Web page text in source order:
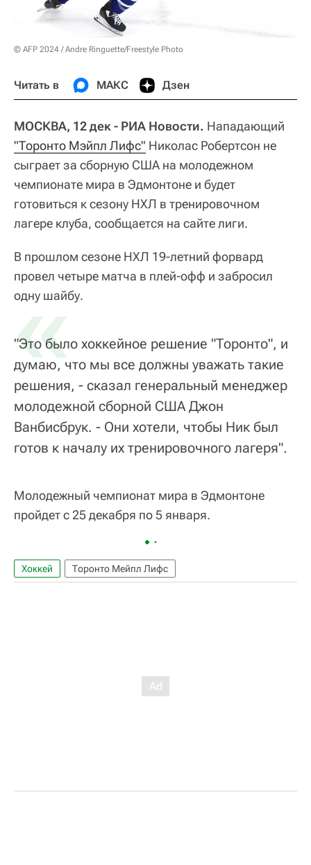
© AFP 2024 / Andre Ringuette/Freestyle Photo
Читать в МАКС Дзен
МОСКВА, 12 дек - РИА Новости. Нападающий
"Торонто Мэйпл Лифс" Николас Робертсон не
сыграет за сборную США на молодежном
чемпионате мира в Эдмонтоне и будет
готовиться к сезону НХЛ в тренировочном
лагере клуба, сообщается на сайте лиги.
В прошлом сезоне НХЛ 19-летний форвард
провел четыре матча в плей-офф и забросил
одну шайбу.
«
"Это было хоккейное решение "Торонто", и
думаю, что мы все должны уважать такие
решения, - сказал генеральный менеджер
молодежной сборной США Джон
Ванбисбрук. - Они хотели, чтобы Ник был
готов к началу их тренировочного лагеря".
Молодежный чемпионат мира в Эдмонтоне
пройдет с 25 декабря по 5 января.
Хоккей Торонто Мейпл Лифс